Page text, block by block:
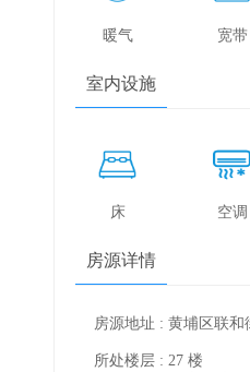
暖气 宽带
室内设施
床 空调
房源详情
房源地址 : 黄埔区联和
所处楼层 : 27 楼